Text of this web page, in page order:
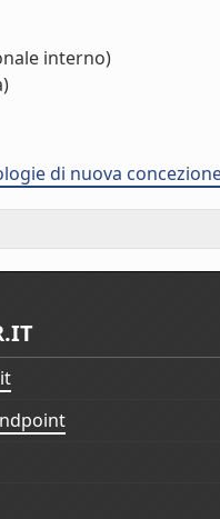
interno)
di nuova